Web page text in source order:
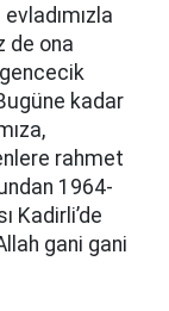
de ona
kadar
rahmet
1964-
Kadirli’de
gani gani